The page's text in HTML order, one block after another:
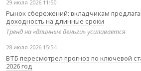
29 июля 2026 11:50
Рынок сбережений: вкладчикам
доходность на длинные сроки
Тренд на «длинные деньги» усиливается
28 июля 2026 15:54
ВТБ пересмотрел прогноз по ключевой
2026 год